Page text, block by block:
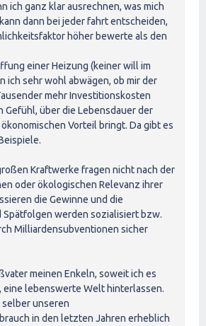
ich ganz klar ausrechnen, was mich
dann bei jeder fahrt entscheiden,
höher bewerte als den
einer Heizung (keiner will im
ich sehr wohl abwägen, ob mir der
mehr Investitionskosten
Gefühl, über die Lebensdauer der
Vorteil bringt. Da gibt es
Kraftwerke fragen nicht nach der
oder ökologischen Relevanz ihrer
die Gewinne und die
Spätfolgen werden sozialisiert bzw.
Milliardensubventionen sicher
meinen Enkeln, soweit ich es
eine lebenswerte Welt hinterlassen.
unseren
in den letzten Jahren erheblich